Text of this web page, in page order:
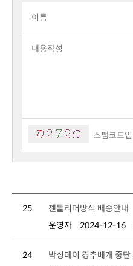
25 젠틀리머방석 배송안내
운영자
2024-12-16
24 박싱데이 경추베개 중단